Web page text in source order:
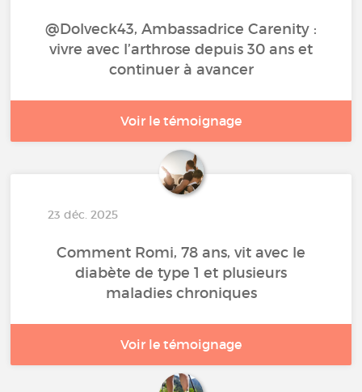
@Dolveck43, Ambassadrice Carenity :
vivre avec l’arthrose depuis 30 ans et
continuer à avancer
Voir le témoignage
23 déc. 2025
Comment Romi, 78 ans, vit avec le
diabète de type 1 et plusieurs
maladies chroniques
Voir le témoignage